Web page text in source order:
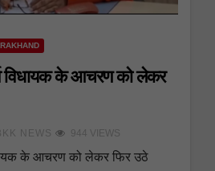
विधायक के आचरण को लेकर
NEWS 944 VIEWS
के आचरण को लेकर फिर उठे